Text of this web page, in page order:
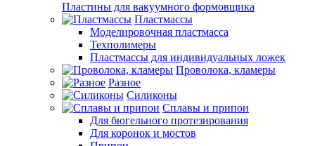
Пластины для вакуумного формовщика
Пластмассы
Моделировочная пластмасса
Техполимеры
Пластмассы для индивидуальных ложек
Проволока, кламеры
Разное
Силиконы
Сплавы и припои
Для бюгельного протезирования
Для коронок и мостов